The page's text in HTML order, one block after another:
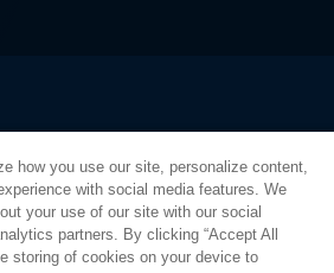
how you use our site, personalize content,
with social media features. We
your use of our site with our social
partners. By clicking “Accept All
storing of cookies on your device to